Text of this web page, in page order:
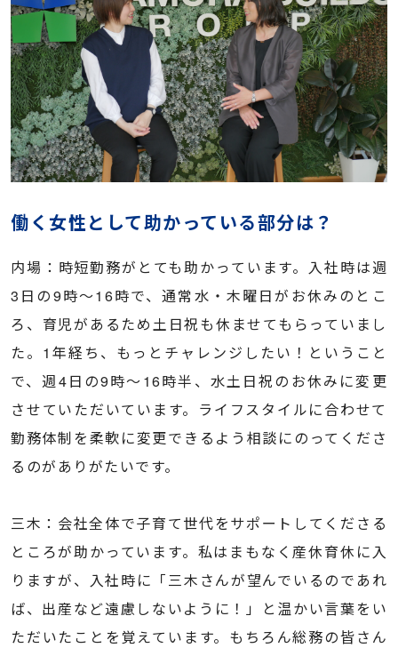
働く女性として助かっている部分は？
内場：時短勤務がとても助かっています。入社時は週
3日の9時〜16時で、通常水・木曜日がお休みのとこ
ろ、育児があるため土日祝も休ませてもらっていまし
た。1年経ち、もっとチャレンジしたい！ということ
で、週4日の9時〜16時半、水土日祝のお休みに変更
させていただいています。ライフスタイルに合わせて
勤務体制を柔軟に変更できるよう相談にのってくださ
るのがありがたいです。
三木：会社全体で子育て世代をサポートしてくださる
ところが助かっています。私はまもなく産休育休に入
りますが、入社時に「三木さんが望んでいるのであれ
ば、出産など遠慮しないように！」と温かい言葉をい
ただいたことを覚えています。もちろん総務の皆さん